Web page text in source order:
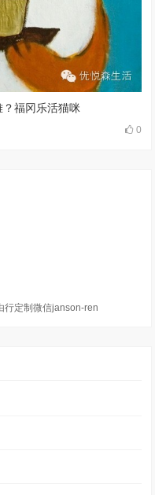
福冈乐活猫咪
0
行定制微信janson-ren